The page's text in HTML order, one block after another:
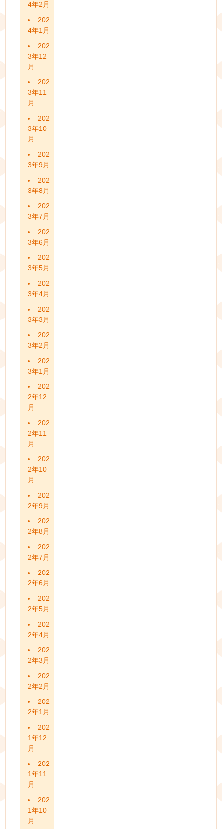
4年2月
202
4年1月
202
3年12
月
202
3年11
月
202
3年10
月
202
3年9月
202
3年8月
202
3年7月
202
3年6月
202
3年5月
202
3年4月
202
3年3月
202
3年2月
202
3年1月
202
2年12
月
202
2年11
月
202
2年10
月
202
2年9月
202
2年8月
202
2年7月
202
2年6月
202
2年5月
202
2年4月
202
2年3月
202
2年2月
202
2年1月
202
1年12
月
202
1年11
月
202
1年10
月